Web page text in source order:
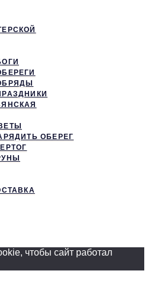
ОБЕРЕГ
чтобы сайт работал